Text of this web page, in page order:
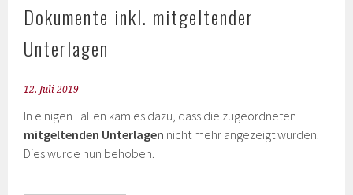
Dokumente inkl. mitgeltender
Unterlagen
12. Juli 2019
In einigen Fällen kam es dazu, dass die zugeordneten
mitgeltenden Unterlagen nicht mehr angezeigt wurden.
Dies wurde nun behoben.